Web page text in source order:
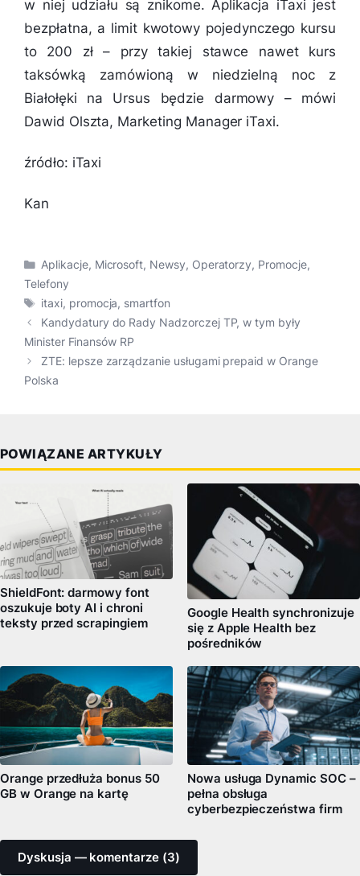
w niej udziału są znikome. Aplikacja iTaxi jest
bezpłatna, a limit kwotowy pojedynczego kursu
to 200 zł – przy takiej stawce nawet kurs
taksówką zamówioną w niedzielną noc z
Białołęki na Ursus będzie darmowy – mówi
Dawid Olszta, Marketing Manager iTaxi.
źródło: iTaxi
Kan
Kategorie
Aplikacje, Microsoft, Newsy, Operatorzy, Promocje,
Telefony
Tagi
itaxi, promocja, smartfon
Kandydatury do Rady Nadzorczej TP, w tym były
Minister Finansów RP
ZTE: lepsze zarządzanie usługami prepaid w Orange
Polska
POWIĄZANE ARTYKUŁY
ShieldFont: darmowy font
oszukuje boty AI i chroni
teksty przed scrapingiem
Google Health synchronizuje
się z Apple Health bez
pośredników
Orange przedłuża bonus 50
GB w Orange na kartę
Nowa usługa Dynamic SOC –
pełna obsługa
cyberbezpieczeństwa firm
Dyskusja — komentarze (3)